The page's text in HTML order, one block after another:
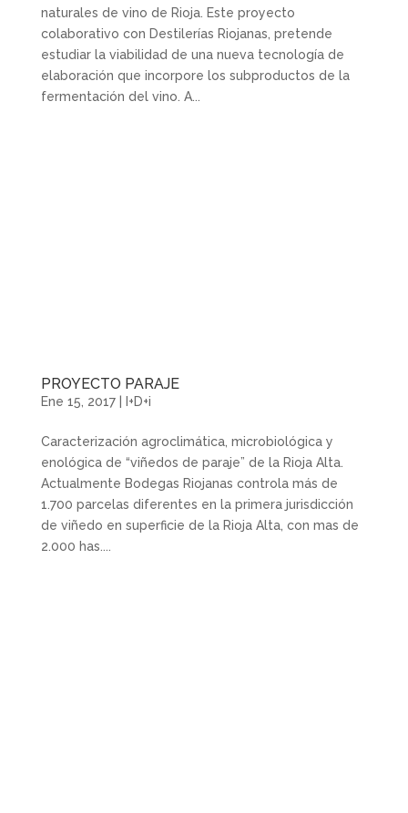
naturales de vino de Rioja. Este proyecto
colaborativo con Destilerías Riojanas, pretende
estudiar la viabilidad de una nueva tecnología de
elaboración que incorpore los subproductos de la
fermentación del vino. A...
PROYECTO PARAJE
Ene 15, 2017| I+D+i
Caracterización agroclimática, microbiológica y
enológica de “viñedos de paraje” de la Rioja Alta.
Actualmente Bodegas Riojanas controla más de
1.700 parcelas diferentes en la primera jurisdicción
de viñedo en superficie de la Rioja Alta, con mas de
2.000 has....